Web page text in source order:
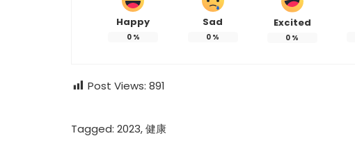
Happy
0%
Sad
0 %
Excited
0 %
Post Views: 891
Tagged: 2023,健康